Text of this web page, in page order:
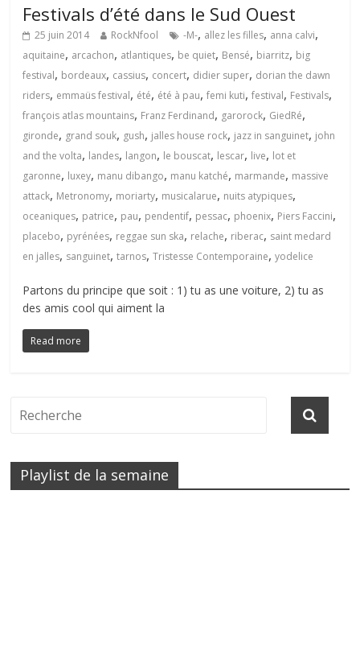
Festivals d’été dans le Sud Ouest
25 juin 2014 RockNfool -M-, allez les filles, anna calvi,
aquitaine, arcachon, atlantiques, be quiet, Bensé, biarritz, big
festival, bordeaux, cassius, concert, didier super, dorian the dawn
riders, emmaüs festival, été, été à pau,femi kuti,festival, Festivals,
françois atlas mountains, Franz Ferdinand, garorock, GiedRé,
gironde, grand souk, gush, jalles house rock, jazz in sanguinet, john
and the volta, landes, langon, le bouscat, lescar, live, lot et
garonne, luxey, manu dibango, manu katché, marmande, massive
attack, Metronomy, moriarty, musicalarue, nuits atypiques,
oceaniques, patrice, pau, pendentif, pessac, phoenix, Piers Faccini,
placebo, pyrénées, reggae sun ska, relache, riberac, saint medard
en jalles, sanguinet,tarnos,Tristesse Contemporaine,yodelice
Partons du principe que soit : 1) tu as une voiture, 2) tu as
des amis cool qui aiment la
Read more
Playlist de la semaine